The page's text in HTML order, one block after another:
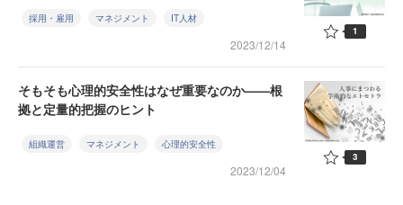
採用・雇用 マネジメント IT人材
2023/12/14
1
そもそも心理的安全性はなぜ重要なのか——根
拠と定量的把握のヒント
組織運営 マネジメント 心理的安全性
2023/12/04
3